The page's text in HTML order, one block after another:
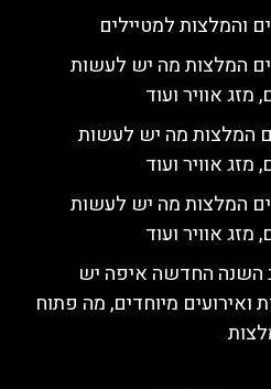
והמלצות למטיילים
המלצות מה יש לעשות
מזג אוויר ועוד
המלצות מה יש לעשות
מזג אוויר ועוד
המלצות מה יש לעשות
מזג אוויר ועוד
השנה החדשה איפה יש
ואירועים מיוחדים, מה פתוח